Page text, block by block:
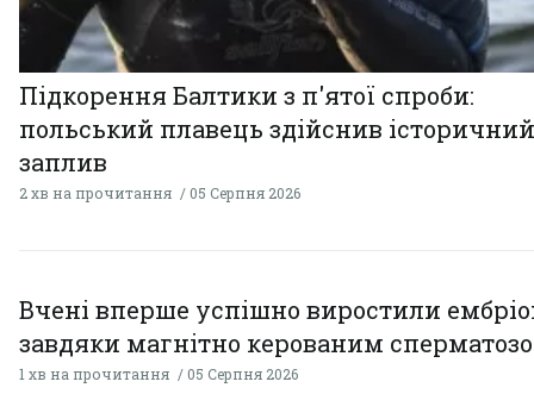
Підкорення Балтики з п'ятої спроби:
польський плавець здійснив історичний
заплив
2 хв на прочитання 05 Серпня 2026
Вчені вперше успішно виростили
завдяки магнітно керованим
1 хв на прочитання 05 Серпня 2026